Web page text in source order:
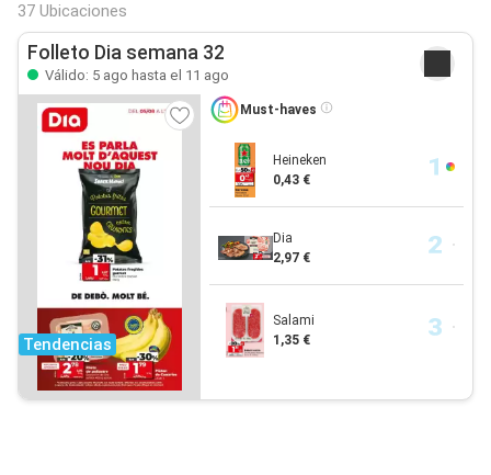
37 Ubicaciones
Folleto Dia semana 32
Válido: 5 ago hasta el 11 ago
Tendencias
Must-haves
Heineken
0,43 €
Dia
2,97 €
Salami
1,35 €